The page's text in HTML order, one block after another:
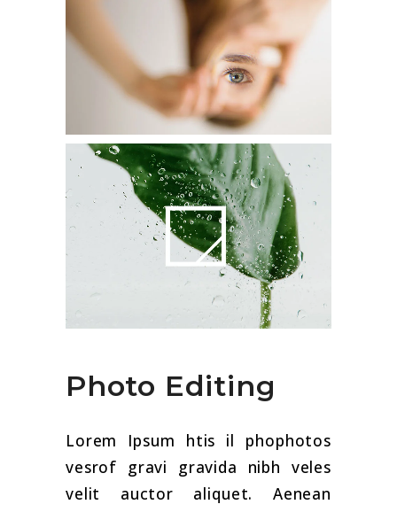
Photo Editing
Lorem Ipsum htis il phophotos
vesrof gravi gravida nibh veles
velit auctor aliquet. Aenean